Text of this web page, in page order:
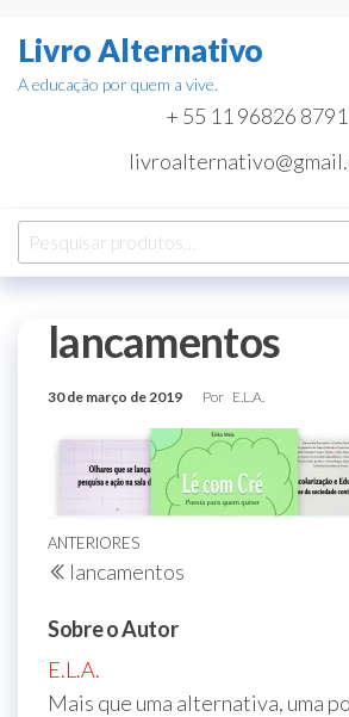
paraLivro Alternativo
A educação por quem a vive.
+ 55 11 96826 8791
Pesquisar
por:
lancamentos
30 de março de 2019 Por E.L.A.
Navegação
de
Post
Post
anterior
ANTERIORES
lancamentos
Sobre o Autor
E.L.A.
Mais que uma alternativa, uma